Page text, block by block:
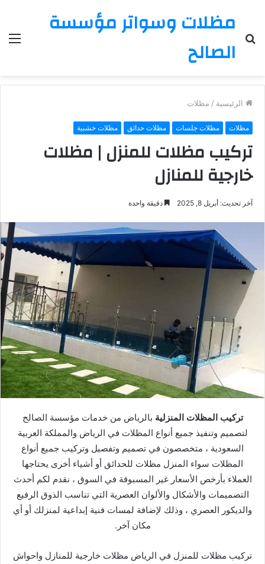
مظلات وسواتر مؤسسة
الصالحعن
الرئيسية / مظلات
مظلات مظلات جلسات مظلات حدائق مظلات خشبية
تركيب مظلات للمنزل | مظلات
خارجية للمنازل
آخر تحديث: أبريل 8, 2025 دقيقة واحدة
تركيب المظلات المنزلية بالرياض من خدمات مؤسسة الصالح
لتصميم وتنفيذ جميع أنواع المظلات في الرياض والمملكة العربية
السعودية ، متخصصون في تصميم وتفصيل وتركيب جميع أنواع
المظلات سواء المنزل مظلات للحدائق أو أشياء أخرى يحتاجها
العملاء بأرخص الأسعار غير المسبوقة في السوق ، نقدم لكم أحدث
التصميمات والأشكال والألوان العصرية التي تناسب الذوق الرفيع
والديكور العصري ، وذلك لإضافة لمسات فنية إبداعية لمنزلك أو أي
مكان آخر.
تركيب مظلات للمنزل في الرياض مظلات خارجية للمنازل واحواش